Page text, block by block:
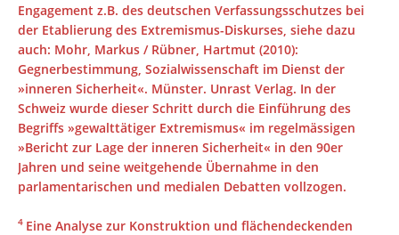
Engagement z.B. des deutschen Verfassungsschutzes bei
der Etablierung des Extremismus-Diskurses, siehe dazu
auch: Mohr, Markus / Rübner, Hartmut (2010):
Gegnerbestimmung, Sozialwissenschaft im Dienst der
»inneren Sicherheit«. Münster. Unrast Verlag. In der
Schweiz wurde dieser Schritt durch die Einführung des
Begriffs »gewalttätiger Extremismus« im regelmässigen
»Bericht zur Lage der inneren Sicherheit« in den 90er
Jahren und seine weitgehende Übernahme in den
parlamentarischen und medialen Debatten vollzogen.
4 Eine Analyse zur Konstruktion und flächendeckenden